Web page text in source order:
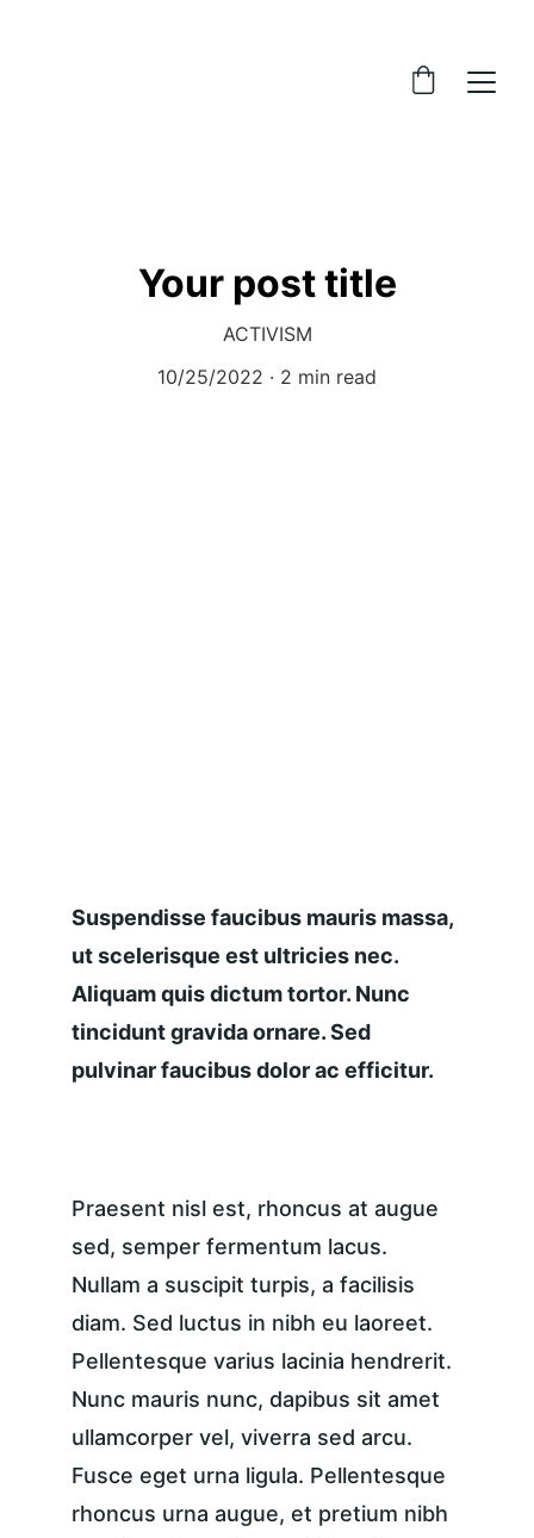
Your post title
ACTIVISM
10/25/2022
2 min read
Suspendisse faucibus mauris massa,
ut scelerisque est ultricies nec.
Aliquam quis dictum tortor. Nunc
tincidunt gravida ornare. Sed
pulvinar faucibus dolor ac efficitur.
Praesent nisl est, rhoncus at augue
sed, semper fermentum lacus.
Nullam a suscipit turpis, a facilisis
diam. Sed luctus in nibh eu laoreet.
Pellentesque varius lacinia hendrerit.
Nunc mauris nunc, dapibus sit amet
ullamcorper vel, viverra sed arcu.
Fusce eget urna ligula. Pellentesque
rhoncus urna augue, et pretium nibh